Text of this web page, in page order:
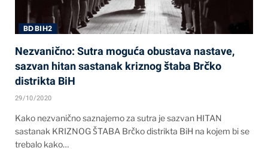
BD BIH2
Nezvanično: Sutra moguća obustava nastave,
sazvan hitan sastanak kriznog štaba Brčko
distrikta BiH
29/10/2020
Kako nezvanično saznajemo za sutra je sazvan HITAN
sastanak KRIZNOG ŠTABA Brčko distrikta BiH na kojem bi se
trebalo kako…